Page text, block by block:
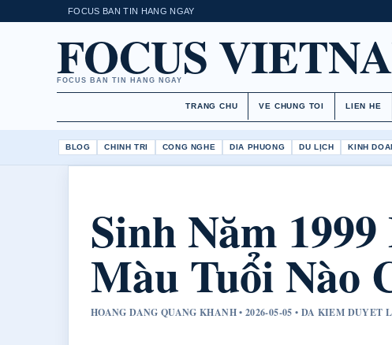
FOCUS BAN TIN HANG NGAY
FOCUS
FOCUS BAN TIN HANG NGAY
TRANG CHU VE CHUNG TOI LIEN HE
BLOG CHINH TRI CONG NGHE DIA PHUONG DU LỊCH KINH
Sinh Năm
Màu Tuổi Nào
HOANG DANG QUANG KHANH • 2026-05-05 • DA KIEM DUYET